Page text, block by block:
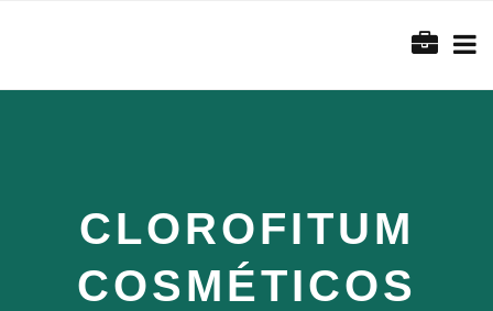
CLOROFITUM
COSMÉTICOS